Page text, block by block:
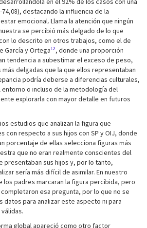
74,08), destacando la influencia de la
emocional. Llama la atención que ningún
se percibió más delgado de lo que
lo descrito en otros trabajos, como el de
García y Ortega12, donde una proporción
tendencia a subestimar el exceso de peso,
delgadas que la que ellos representaban
podría deberse a diferencias culturales,
o incluso de la metodología del
explorarla con mayor detalle en futuros
estudios que analizan la figura que
con respecto a sus hijos con SP y OIJ, donde
porcentaje de ellas selecciona figuras más
que no eran realmente conscientes del
presentaban sus hijos y, por lo tanto,
sería más difícil de asimilar. En nuestro
los padres marcaran la figura percibida, pero
esa pregunta, por lo que no se
datos para analizar este aspecto ni para
global apareció como otro factor